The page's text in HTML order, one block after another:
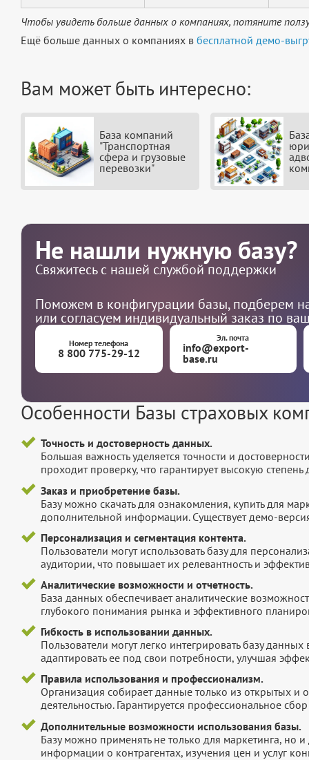
Чтобы увидеть больше данных о компаниях, потяните
Ещё больше данных о компаниях в бесплатной демо-
Вам может быть интересно:
База компаний
"Транспортная
сфера и грузовые
перевозки"
Не нашли нужную базу?
Свяжитесь с нашей службой поддержки
Поможем в конфигурации базы, подберем
или согласуем индивидуальный заказ по
Номер телефона
8 800 775-29-12
Эл. почта
info@export-
base.ru
Особенности Базы страховых
Точность и достоверность данных.
Большая важность уделяется точности и
проходит проверку, что гарантирует высокую
Заказ и приобретение базы.
Базу можно скачать для ознакомления, купить для
дополнительной информации. Существует демо-
Персонализация и сегментация контента.
Пользователи могут использовать базу для
аудитории, что повышает их релевантность и
Аналитические возможности и отчетность.
База данных обеспечивает аналитические
глубокого понимания рынка и эффективного
Гибкость в использовании данных.
Пользователи могут легко интегрировать базу
адаптировать ее под свои потребности, улучшая
Правила использования и профессионализм.
Организация собирает данные только из открытых и
деятельностью. Гарантируется профессиональное
Дополнительные возможности использования базы.
Базу можно применять не только для маркетинга, но
информации о контрагентах, изучения цен и услуг